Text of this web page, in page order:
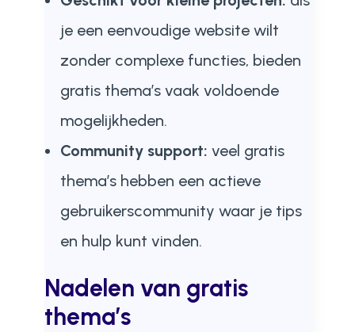
je een eenvoudige website wilt
zonder complexe functies, bieden
gratis thema’s vaak voldoende
mogelijkheden.
Community support: veel gratis
thema’s hebben een actieve
gebruikerscommunity waar je tips
en hulp kunt vinden.
Nadelen van gratis
thema’s